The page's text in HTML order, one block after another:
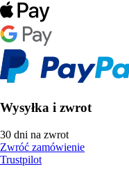
Wysyłka i zwrot
30 dni na zwrot
Zwróć zamówienie
Trustpilot